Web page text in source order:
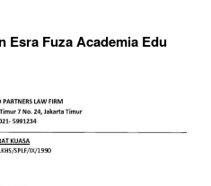
Esra Fuza Academia Edu